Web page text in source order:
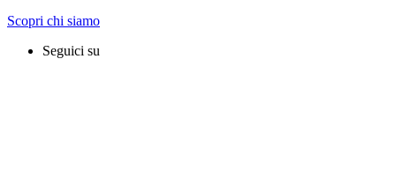
Scopri chi siamo
Seguici su